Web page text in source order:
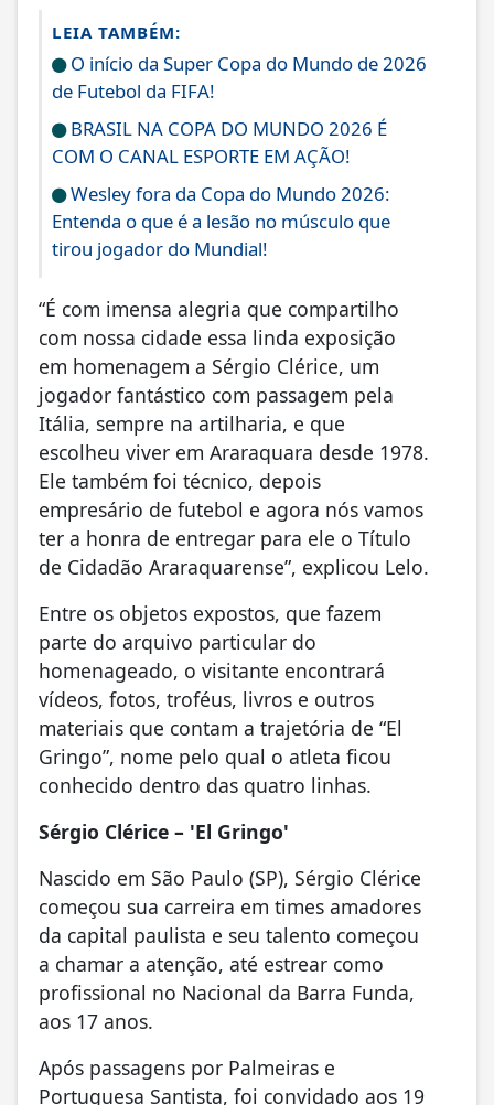
LEIA TAMBÉM:
O início da Super Copa do Mundo de 2026
de Futebol da FIFA!
BRASIL NA COPA DO MUNDO 2026 É
COM O CANAL ESPORTE EM AÇÃO!
Wesley fora da Copa do Mundo 2026:
Entenda o que é a lesão no músculo que
tirou jogador do Mundial!
“É com imensa alegria que compartilho
com nossa cidade essa linda exposição
em homenagem a Sérgio Clérice, um
jogador fantástico com passagem pela
Itália, sempre na artilharia, e que
escolheu viver em Araraquara desde 1978.
Ele também foi técnico, depois
empresário de futebol e agora nós vamos
ter a honra de entregar para ele o Título
de Cidadão Araraquarense”, explicou Lelo.
Entre os objetos expostos, que fazem
parte do arquivo particular do
homenageado, o visitante encontrará
vídeos, fotos, troféus, livros e outros
materiais que contam a trajetória de “El
Gringo”, nome pelo qual o atleta ficou
conhecido dentro das quatro linhas.
Sérgio Clérice – 'El Gringo'
Nascido em São Paulo (SP), Sérgio Clérice
começou sua carreira em times amadores
da capital paulista e seu talento começou
a chamar a atenção, até estrear como
profissional no Nacional da Barra Funda,
aos 17 anos.
Após passagens por Palmeiras e
Portuguesa Santista, foi convidado aos 19